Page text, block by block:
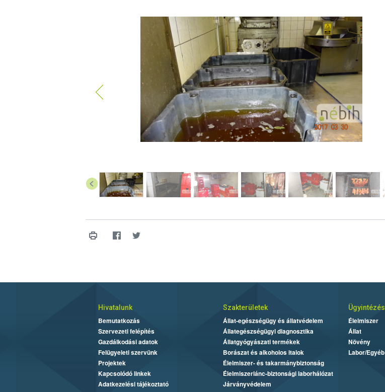
Hivatalunk
Bemutatkozás
Szervezeti felépítés
Gazdálkodási adatok
Felügyeleti szervünk
Projektek
Kapcsolódó linkek
Adatkezelési tájékoztató
Szakterületek
Állat-egészségügy és állatvédelem
Állategészségügyi diagnosztika
Állatgyógyászati termékek
Borászat és alkoholos italok
Élelmiszer- és takarmánybiztonság
Élelmiszerlánc-biztonsági laborhálózat
Járványvédelem
Ügyintézés
Élelmiszer
Állat
Növény
Labor/Egyéb